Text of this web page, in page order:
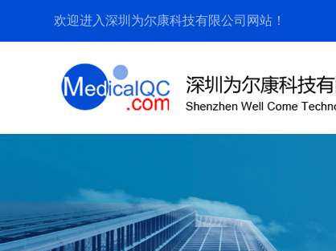
欢迎进入深圳为尔康科技有限公司网站！